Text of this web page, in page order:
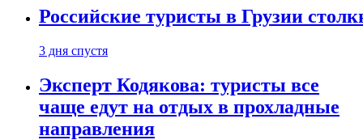
Российские туристы в Грузии
3 дня спустя
Эксперт Кодякова: туристы все
чаще едут на отдых в прохладные
направления